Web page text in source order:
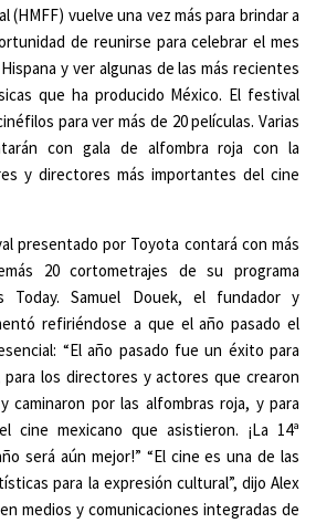
(HMFF) vuelve una vez más para brindar a
de reunirse para celebrar el mes
y ver algunas de las más recientes
que ha producido México. El festival
para ver más de 20 películas. Varias
con gala de alfombra roja con la
y directores más importantes del cine
presentado por Toyota contará con más
20 cortometrajes de su programa
Today. Samuel Douek, el fundador y
refiriéndose a que el año pasado el
“El año pasado fue un éxito para
los directores y actores que crearon
caminaron por las alfombras roja, y para
cine mexicano que asistieron. ¡La 14ª
será aún mejor!” “El cine es una de las
para la expresión cultural”, dijo Alex
medios y comunicaciones integradas de